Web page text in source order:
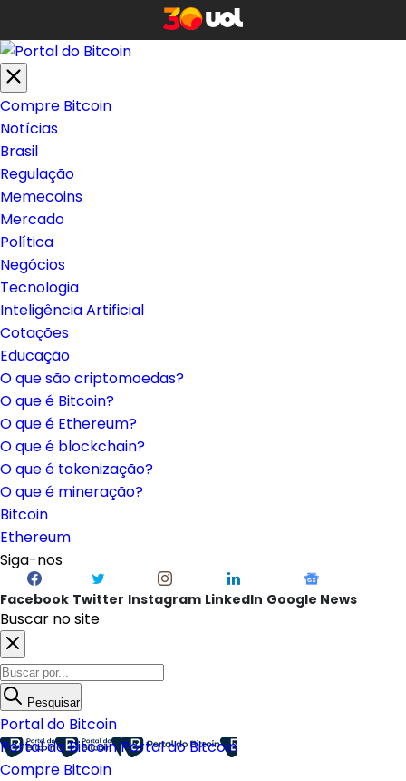
Compre Bitcoin
Notícias
Brasil
Regulação
Memecoins
Mercado
Política
Negócios
Tecnologia
Inteligência Artificial
Cotações
Educação
O que são criptomoedas?
O que é Bitcoin?
O que é Ethereum?
O que é blockchain?
O que é tokenização?
O que é mineração?
Bitcoin
Ethereum
Siga-nos
Facebook Twitter Instagram LinkedIn Google News
Buscar no site
Pesquisar
Portal do Bitcoin
Portal do BitcoinPortal do Bitcoin
Compre Bitcoin